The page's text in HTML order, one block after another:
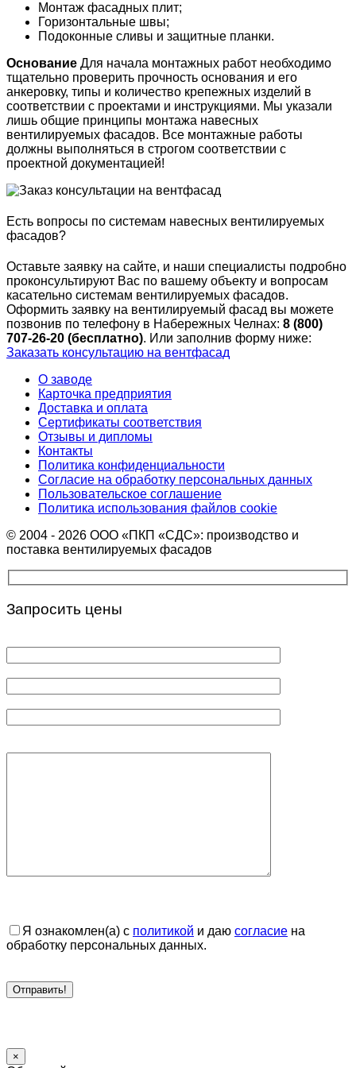
Монтаж фасадных плит;
Горизонтальные швы;
Подоконные сливы и защитные планки.
Основание Для начала монтажных работ необходимо
тщательно проверить прочность основания и его
анкеровку, типы и количество крепежных изделий в
соответствии с проектами и инструкциями. Мы указали
лишь общие принципы монтажа навесных
вентилируемых фасадов. Все монтажные работы
должны выполняться в строгом соответствии с
проектной документацией!
Есть вопросы по системам навесных вентилируемых
фасадов?
Оставьте заявку на сайте, и наши специалисты подробно
проконсультируют Вас по вашему объекту и вопросам
касательно системам вентилируемых фасадов.
Оформить заявку на вентилируемый фасад вы можете
позвонив по телефону в Набережных Челнах: 8 (800)
707-26-20 (бесплатно). Или заполнив форму ниже:
Заказать консультацию на вентфасад
О заводе
Карточка предприятия
Доставка и оплата
Сертификаты соответствия
Отзывы и дипломы
Контакты
Политика конфиденциальности
Согласие на обработку персональных данных
Пользовательское соглашение
Политика использования файлов cookie
© 2004 - 2026 ООО «ПКП «СДС»: производство и
поставка вентилируемых фасадов
Запросить цены
Я ознакомлен(а) с политикой и даю согласие на
обработку персональных данных.
×